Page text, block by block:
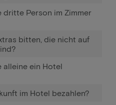
dritte Person im Zimmer
bitten, die nicht auf
alleine ein Hotel
im Hotel bezahlen?